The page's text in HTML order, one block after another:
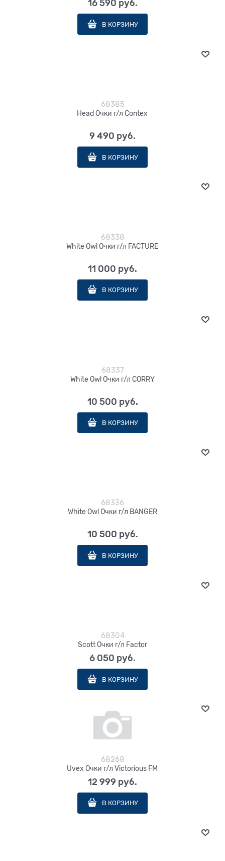
16 590 руб.
В КОРЗИНУ
68385
Head Очки г/л Contex
9 490 руб.
В КОРЗИНУ
68338
White Owl Очки г/л FACTURE
11 000 руб.
В КОРЗИНУ
68337
White Owl Очки г/л CORRY
10 500 руб.
В КОРЗИНУ
68336
White Owl Очки г/л BANGER
10 500 руб.
В КОРЗИНУ
68304
Scott Очки г/л Factor
6 050 руб.
В КОРЗИНУ
68268
Uvex Очки г/л Victorious FM
12 999 руб.
В КОРЗИНУ